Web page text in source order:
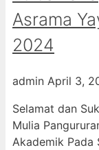
Asrama
2024
admin April 3,
Selamat dan
Mulia
Akademik Pada